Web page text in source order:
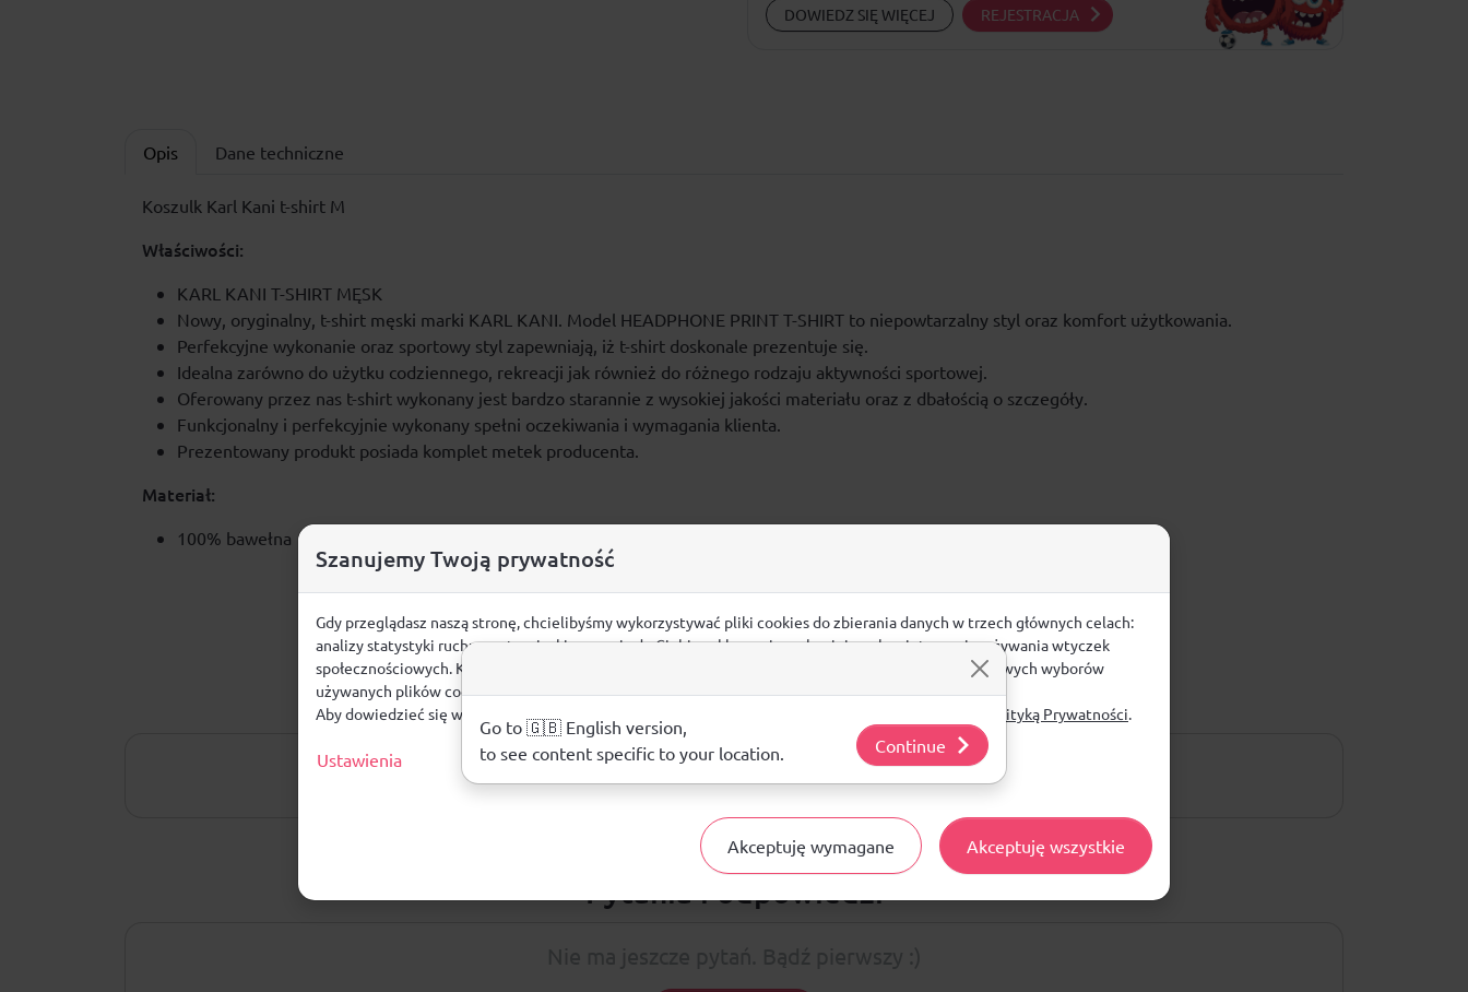
DOWIEDZ SIĘ WIĘCEJ REJESTRACJA
Opis Dane techniczne
Koszulk Karl Kani t-shirt M
Właściwości:
KARL KANI T-SHIRT MĘSK
Nowy, oryginalny, t-shirt męski marki KARL KANI. Model HEADPHONE PRINT T-SHIRT to niepowtarzalny styl oraz komfort użytkowania.
Perfekcyjne wykonanie oraz sportowy styl zapewniają, iż t-shirt doskonale prezentuje się.
Idealna zarówno do użytku codziennego, rekreacji jak również do różnego rodzaju aktywności sportowej.
Oferowany przez nas t-shirt wykonany jest bardzo starannie z wysokiej jakości materiału oraz z dbałością o szczegóły.
Funkcjonalny i perfekcyjnie wykonany spełni oczekiwania i wymagania klienta.
Prezentowany produkt posiada komplet metek producenta.
Materiał:
100% bawełna
ŚREDNIA OCENA:
Nie ma jeszcze żadnej recenzji produktu
Pytania i odpowiedzi
Szanujemy Twoją prywatność
Gdy przeglądasz naszą stronę, chcielibyśmy wykorzystywać pliki cookies do zbierania danych w trzech głównych celach:
analizy statystyki ruchu na stronie, kierowania do Ciebie reklam w innych miejscach w internecie, używania wtyczek
społecznościowych. Kliknij poniżej, by wyrazić zgodę lub przejdź do ustawień, by dokonać szczegółowych wyborów
używanych plików cookies.
Aby dowiedzieć się więcej o plikach cookie i tym, jak wykorzystujemy Twoje dane, odwiedź naszą
Polityką Prywatności.
Ustawienia
Akceptuję wymagane Akceptuję wszystkie
Go to 🇬🇧 English version,
to see content specific to your location.
Continue